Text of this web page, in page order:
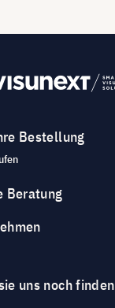
Bestellung
Beratung
uns noch finden